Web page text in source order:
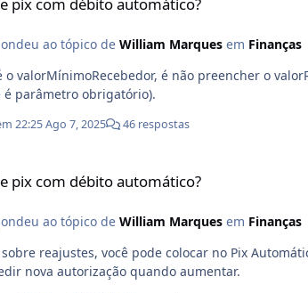
ao tópico de William Marquesem Finanças
o valorMínimoRecebedor, é não preencher o
é parâmetro obrigatório).
22:25Ago 7, 2025 46 respostas
pix com débito automático?
ao tópico de William Marquesem Finanças
reajustes, você pode colocar no Pix
nova autorização quando aumentar.